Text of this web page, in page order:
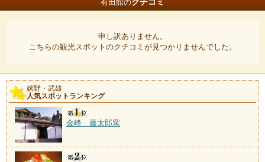
有田館のクチコミ
申し訳ありません。
こちらの観光スポットのクチコミが見つかりませんでした。
嬉野・武雄
人気スポットランキング
金峰 藤太郎窯